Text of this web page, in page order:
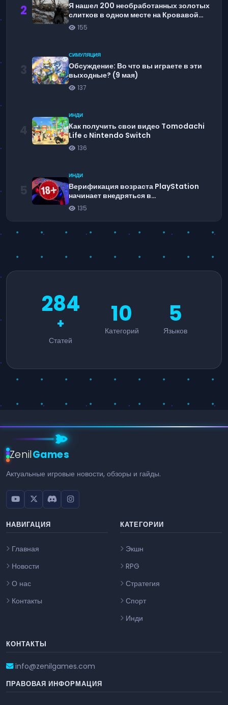
2
Я нашел 200 необработанных золотых
слитков в одном месте на Кровавой
пустыне, что составляет 1500 серебра
всего за десять минут усилий
155
СИМУЛЯЦИЯ
Обсуждение: Во что вы играете в эти
выходные? (9 мая)
137
ИНДИ
Как получить свои видео Tomodachi
Life с Nintendo Switch
136
ИНДИ
Верификация возраста PlayStation
начинает внедряться в
Великобритании и Ирландии
135
284
+
Статей
10
Категорий
5
Языков
ZenilGames
Актуальные игровые новости, обзоры и гайды.
НАВИГАЦИЯ
Главная
Новости
О нас
Контакты
КАТЕГОРИИ
Экшн
RPG
Стратегия
Спорт
Инди
КОНТАКТЫ
info@zenilgames.com
ПРАВОВАЯ ИНФОРМАЦИЯ